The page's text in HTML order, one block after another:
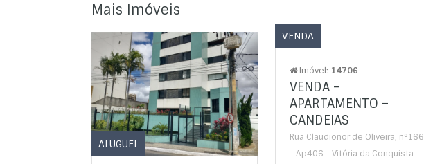
Mais Imóveis
ALUGUEL
VENDA
Imóvel: 14706
VENDA –
APARTAMENTO –
CANDEIAS
Rua Claudionor de Oliveira, n°166
- Ap406 - Vitória da Conquista -